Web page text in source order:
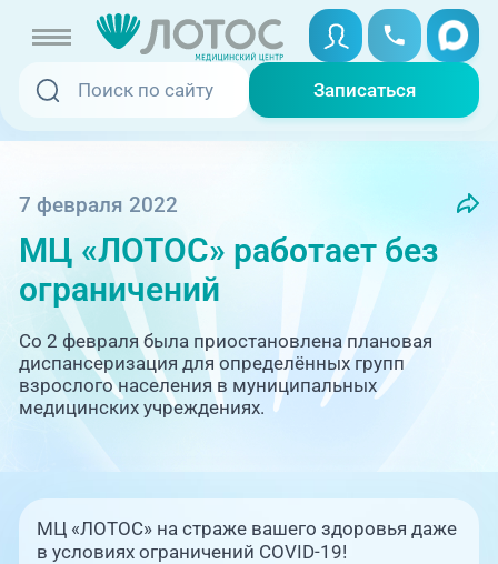
Записаться
Записаться
Специалисты
Акции
Отзывы
О клинике
Записаться онлайн
Вызвать скорую
Медицина на дому
Телемедицина
Единая справочная служба,
7 февраля 2022
МЦ «ЛОТОС» работает без
ограничений
Со 2 февраля была приостановлена плановая
диспансеризация для определённых групп
взрослого населения в муниципальных
медицинских учреждениях.
МЦ «ЛОТОС» на страже вашего здоровья даже
в условиях ограничений COVID-19!